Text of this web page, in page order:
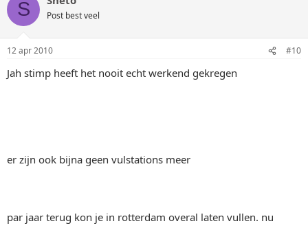
S Post best veel
12 apr 2010 #10
Jah stimp heeft het nooit echt werkend gekregen
er zijn ook bijna geen vulstations meer
par jaar terug kon je in rotterdam overal laten vullen. nu